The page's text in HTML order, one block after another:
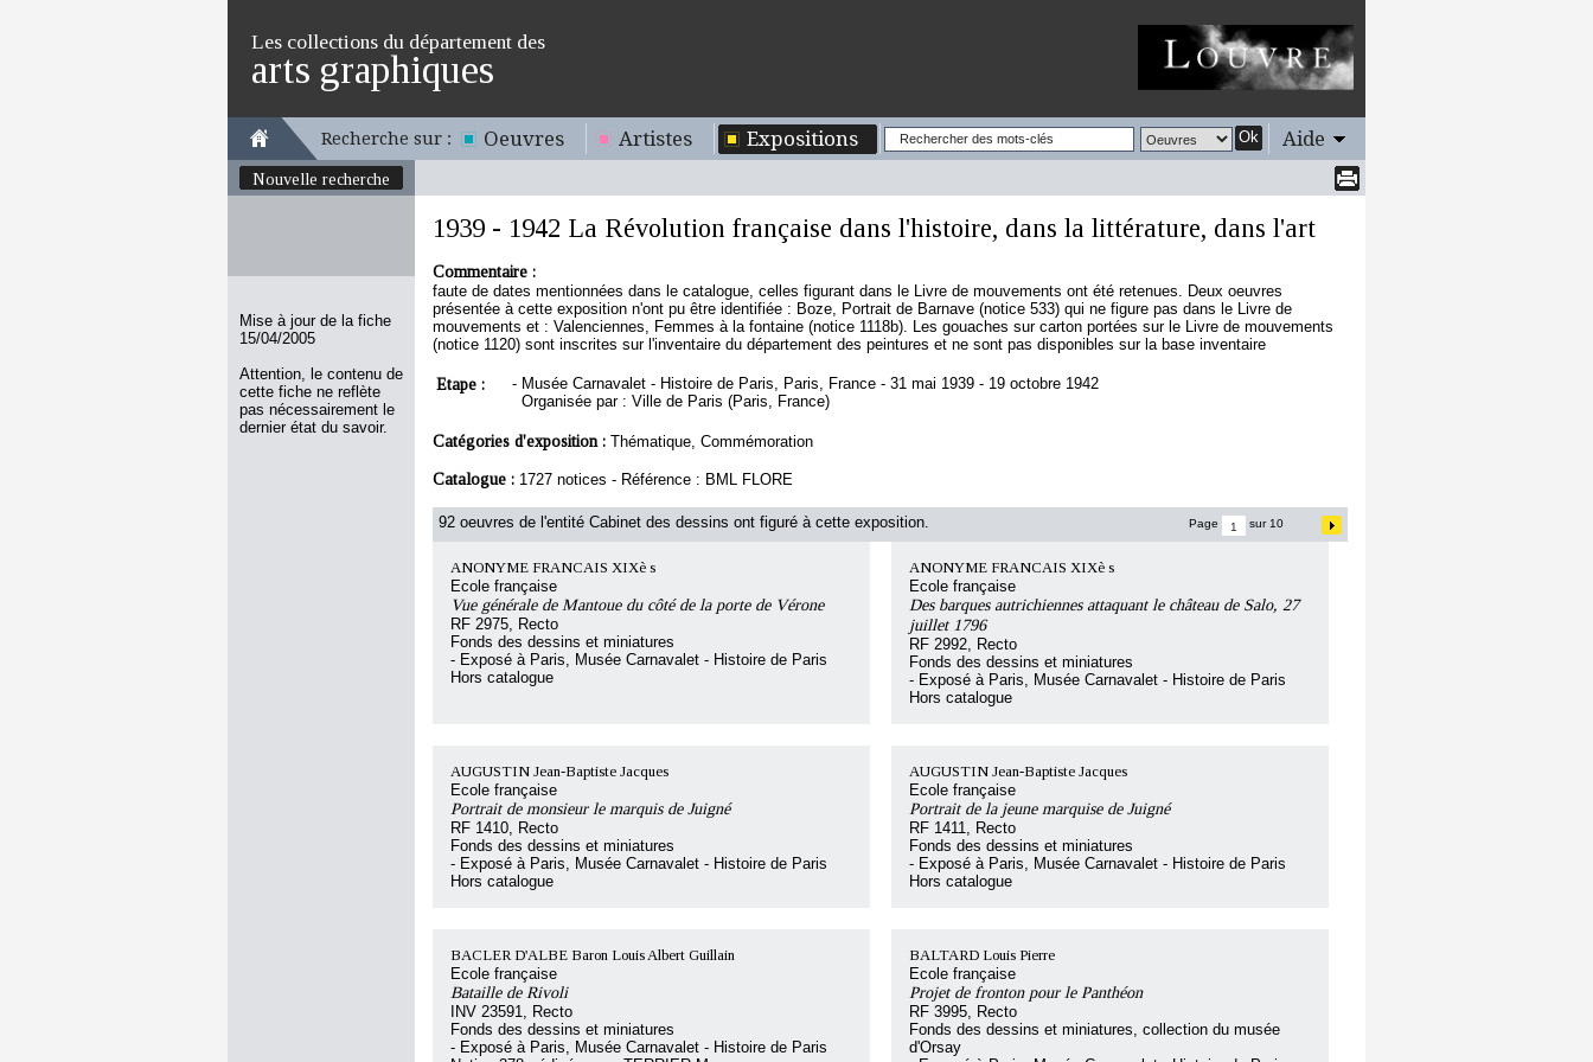
Les collections du département des
arts graphiques
Recherche sur : Oeuvres Artistes Expositions Ok Aide
Nouvelle recherche
Mise à jour de la fiche
15/04/2005
Attention, le contenu de
cette fiche ne reflète
pas nécessairement le
dernier état du savoir.
1939 - 1942 La Révolution française dans l'histoire, dans la littérature, dans l'art
Commentaire :
faute de dates mentionnées dans le catalogue, celles figurant dans le Livre de mouvements ont été retenues. Deux oeuvres
présentée à cette exposition n'ont pu être identifiée : Boze, Portrait de Barnave (notice 533) qui ne figure pas dans le Livre de
mouvements et : Valenciennes, Femmes à la fontaine (notice 1118b). Les gouaches sur carton portées sur le Livre de mouvements
(notice 1120) sont inscrites sur l'inventaire du département des peintures et ne sont pas disponibles sur la base inventaire
Etape : - Musée Carnavalet - Histoire de Paris, Paris, France - 31 mai 1939 - 19 octobre 1942
Organisée par : Ville de Paris (Paris, France)
Catégories d'exposition : Thématique, Commémoration
Catalogue : 1727 notices - Référence : BML FLORE
92 oeuvres de l'entité Cabinet des dessins ont figuré à cette exposition. Page sur 10
ANONYME FRANCAIS XIXè s
Ecole française
Vue générale de Mantoue du côté de la porte de Vérone
RF 2975, Recto
Fonds des dessins et miniatures
- Exposé à Paris, Musée Carnavalet - Histoire de Paris
Hors catalogue
ANONYME FRANCAIS XIXè s
Ecole française
Des barques autrichiennes attaquant le château de Salo, 27
juillet 1796
RF 2992, Recto
Fonds des dessins et miniatures
- Exposé à Paris, Musée Carnavalet - Histoire de Paris
Hors catalogue
AUGUSTIN Jean-Baptiste Jacques
Ecole française
Portrait de monsieur le marquis de Juigné
RF 1410, Recto
Fonds des dessins et miniatures
- Exposé à Paris, Musée Carnavalet - Histoire de Paris
Hors catalogue
AUGUSTIN Jean-Baptiste Jacques
Ecole française
Portrait de la jeune marquise de Juigné
RF 1411, Recto
Fonds des dessins et miniatures
- Exposé à Paris, Musée Carnavalet - Histoire de Paris
Hors catalogue
BACLER D'ALBE Baron Louis Albert Guillain
Ecole française
Bataille de Rivoli
INV 23591, Recto
Fonds des dessins et miniatures
- Exposé à Paris, Musée Carnavalet - Histoire de Paris
BALTARD Louis Pierre
Ecole française
Projet de fronton pour le Panthéon
RF 3995, Recto
Fonds des dessins et miniatures, collection du musée
d'Orsay